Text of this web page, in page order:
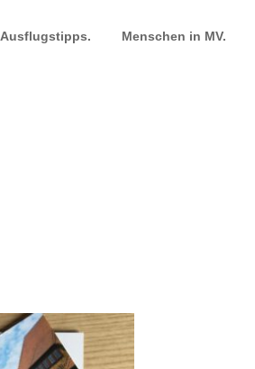
Ausflugstipps. Menschen in MV.